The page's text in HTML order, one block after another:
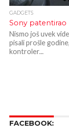
GADGETS
Sony
Nismo još uvek
pisali prošle
kontroler...
FACEBOOK: